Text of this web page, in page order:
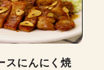
スにんにく焼